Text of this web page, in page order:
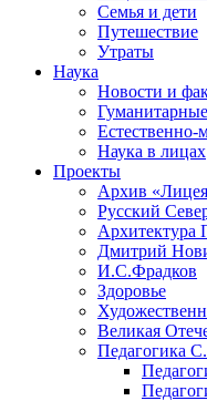
Семья и дети
Путешествие
Утраты
Наука
Новости и
Естественно-
Наука в лицах
Проекты
Архив
Русский
Архитектура
Дмитрий
И.С.Фрадков
Здоровье
Великая
Педагогика